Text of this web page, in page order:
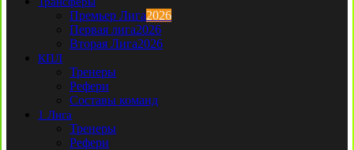
Премьер Лига2026
Первая лига2026
Вторая Лига2026
КПЛ
Тренеры
Рефери
Составы команд
1 Лига
Тренеры
Рефери